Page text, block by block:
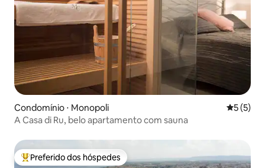
Condomínio ⋅ Monopoli 5 de
5 (5)
A Casa di Ru, belo apartamento com sauna
Entre os melhores preferidos dos hóspedes
Preferido dos hóspedes